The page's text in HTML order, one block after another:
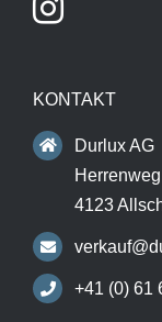
KONTAKT
Durlux AG
4123
+41 (0) 61